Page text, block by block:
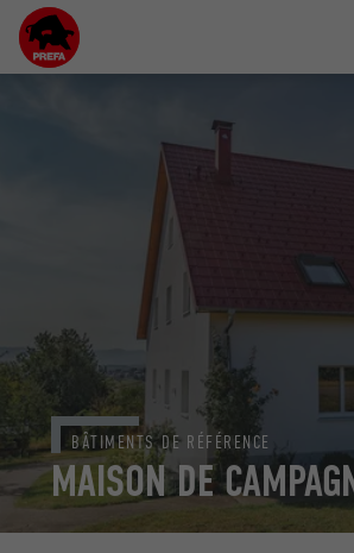
MAISON DE
BÂTIMENTS DE RÉFÉRENCE